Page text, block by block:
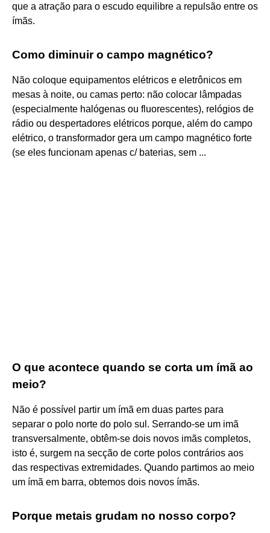
que a atração para o escudo equilibre a repulsão entre os
ímãs.
Como diminuir o campo magnético?
Não coloque equipamentos elétricos e eletrônicos em
mesas à noite, ou camas perto: não colocar lâmpadas
(especialmente halógenas ou fluorescentes), relógios de
rádio ou despertadores elétricos porque, além do campo
elétrico, o transformador gera um campo magnético forte
(se eles funcionam apenas c/ baterias, sem ...
O que acontece quando se corta um ímã ao
meio?
Não é possível partir um ímã em duas partes para
separar o polo norte do polo sul. Serrando-se um imã
transversalmente, obtêm-se dois novos imãs completos,
isto é, surgem na secção de corte polos contrários aos
das respectivas extremidades. Quando partimos ao meio
um ímã em barra, obtemos dois novos ímãs.
Porque metais grudam no nosso corpo?